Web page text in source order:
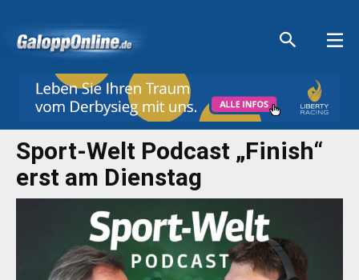
Sport-Welt Podcast „Finish“
erst am Dienstag